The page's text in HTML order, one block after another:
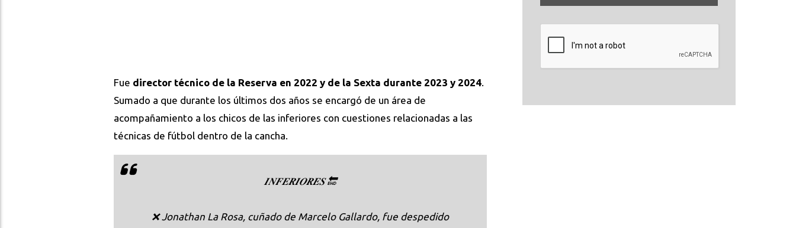
Fue director técnico de la Reserva en 2022 y de la Sexta durante 2023 y 2024.
Sumado a que durante los últimos dos años se encargó de un área de
acompañamiento a los chicos de las inferiores con cuestiones relacionadas a las
técnicas de fútbol dentro de la cancha.
𝑰𝑵𝑭𝑬𝑹𝑰𝑶𝑹𝑬𝑺 🔚
❌ Jonathan La Rosa, cuñado de Marcelo Gallardo, fue despedido